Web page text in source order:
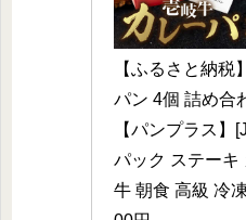
【ふるさと納税
パン 4個 詰め合
【パンプラス】
パック ステーキ
牛 朝食 高級 冷